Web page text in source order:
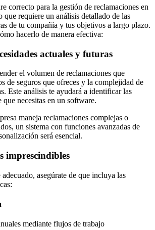
correcto para la gestión de reclamaciones en
que requiere un análisis detallado de las
de tu compañía y tus objetivos a largo plazo.
hacerlo de manera efectiva:
actuales y futuras
el volumen de reclamaciones que
de seguros que ofreces y la complejidad de
Este análisis te ayudará a identificar las
necesitas en un software.
maneja reclamaciones complejas o
un sistema con funciones avanzadas de
será esencial.
imprescindibles
asegúrate de que incluya las
mediante flujos de trabajo